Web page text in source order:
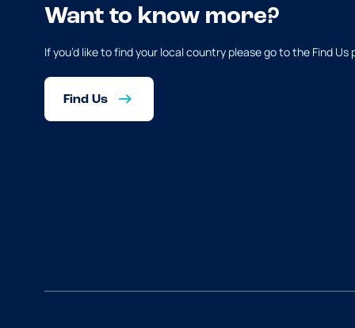
Want to know more?
If you’d like to find your local country please go to the Find Us
Find Us